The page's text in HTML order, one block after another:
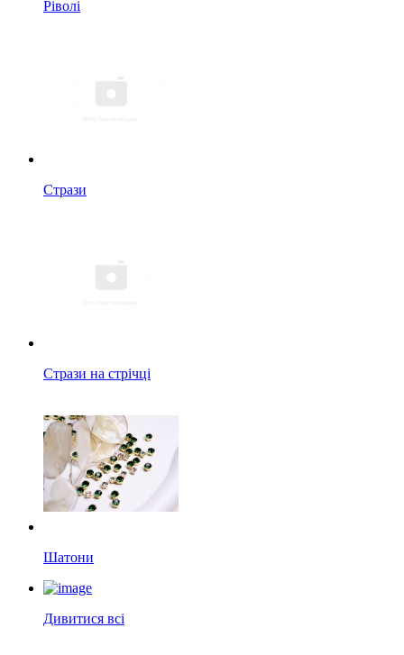
Ріволі
Стрази
Стрази на стрічці
Шатони
Дивитися всі